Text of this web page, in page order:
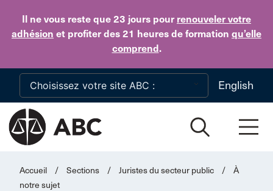
Il ne vous reste que 23 jours pour renouveler votre
adhésion et profiter des 21 heures de formation qu’elle
comprend.
Skip to main content
English
Accueil / Sections / Juristes du secteur public /
À
notre sujet